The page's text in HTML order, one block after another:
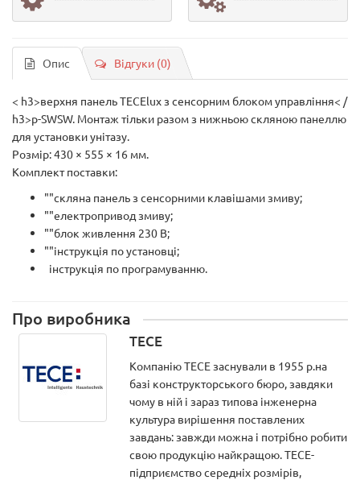
Опис Відгуки (0)
< h3>верхня панель TECElux з сенсорним блоком управління< /
h3>p-SWSW. Монтаж тільки разом з нижньою скляною панеллю
для установки унітазу.
Розмір: 430 × 555 × 16 мм.
Комплект поставки:
""скляна панель з сенсорними клавішами змиву;
""електропривод змиву;
""блок живлення 230 В;
""інструкція по установці;
  інструкція по програмуванню.
Про виробника
TECE
Компанію ТЕСЕ заснували в 1955 р.на
базі конструкторського бюро, завдяки
чому в ній і зараз типова інженерна
культура вирішення поставлених
завдань: завжди можна і потрібно робити
свою продукцію найкращою. ТЕСЕ-
підприємство середніх розмірів,